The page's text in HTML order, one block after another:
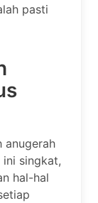
pasti
anugerah
ini singkat,
hal-hal